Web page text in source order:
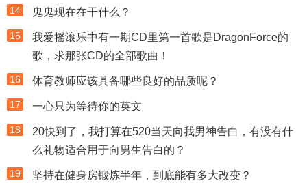
14 鬼鬼现在在干什么？
15
我爱摇滚乐中有一期CD里第一首歌是DragonForce的
歌，求那张CD的全部歌曲！
16 体育教师应该具备哪些良好的品质呢？
17 一心只为等待你的英文
18
20快到了，我打算在520当天向我男神告白，有没有什
么礼物适合用于向男生告白的？
19 坚持在健身房锻炼半年，到底能有多大改变？